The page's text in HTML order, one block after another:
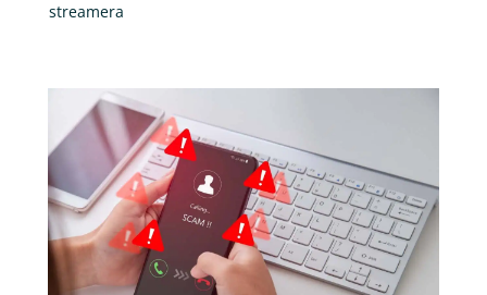
streamera